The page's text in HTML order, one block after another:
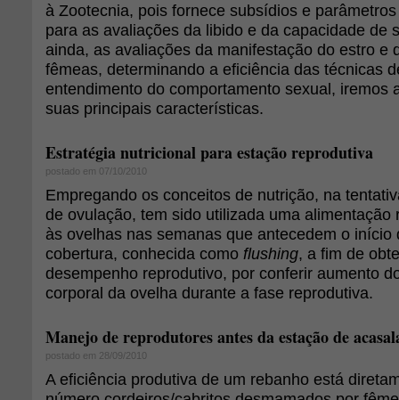
à Zootecnia, pois fornece subsídios e
para as avaliações da libido e da capacidade de
ainda, as avaliações da manifestação do estro e
fêmeas, determinando a eficiência das técnicas
entendimento do comportamento sexual, iremos
suas principais características.
Estratégia nutricional para estação reprodutiva
postado em 07/10/2010
Empregando os conceitos de nutrição, na
de ovulação, tem sido utilizada uma alimentação
às ovelhas nas semanas que antecedem o início
cobertura, conhecida como flushing, a fim de
desempenho reprodutivo, por conferir aumento
corporal da ovelha durante a fase reprodutiva.
Manejo de reprodutores antes da estação de
postado em 28/09/2010
A eficiência produtiva de um rebanho está